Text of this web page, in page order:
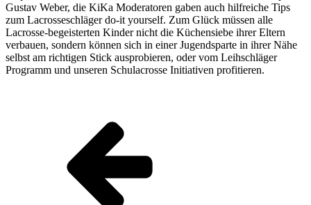
Gustav Weber, die KiKa Moderatoren gaben auch hilfreiche Tips
zum Lacrosseschläger do-it yourself. Zum Glück müssen alle
Lacrosse-begeisterten Kinder nicht die Küchensiebe ihrer Eltern
verbauen, sondern können sich in einer Jugendsparte in ihrer Nähe
selbst am richtigen Stick ausprobieren, oder vom Leihschläger
Programm und unseren Schulacrosse Initiativen profitieren.